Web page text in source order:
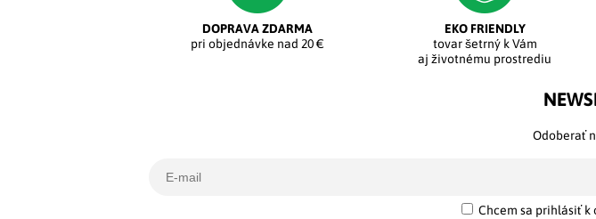
DOPRAVA ZDARMA
pri objednávke nad 20 €
EKO FRIENDLY
tovar šetrný k Vám
aj životnému prostrediu
Odoberať
Chcem sa prihlásiť